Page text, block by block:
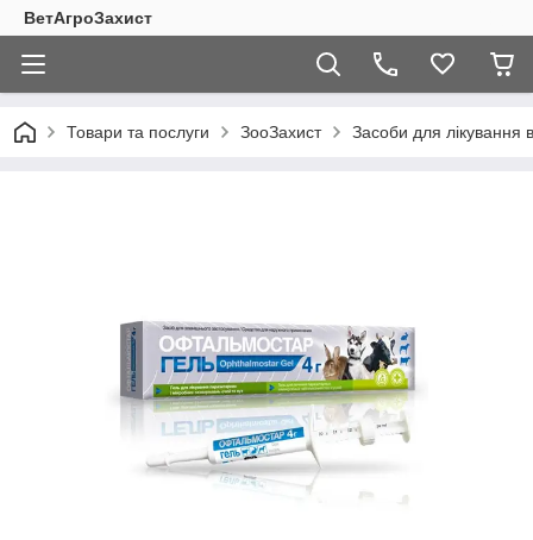
ВетАгроЗахист
Товари та послуги ЗооЗахист Засоби для лікування